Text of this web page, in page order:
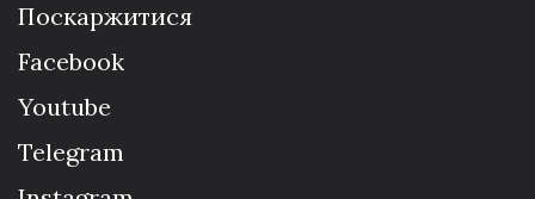
Поскаржитися
Facebook
Youtube
Telegram